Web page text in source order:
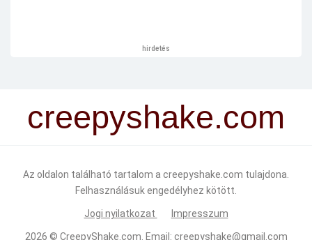
hirdetés
creepyshake.com
Az oldalon található tartalom a creepyshake.com tulajdona.
Felhasználásuk engedélyhez kötött.
Jogi nyilatkozat Impresszum
2026 © CreepyShake.com . Email: creepyshake@gmail.com